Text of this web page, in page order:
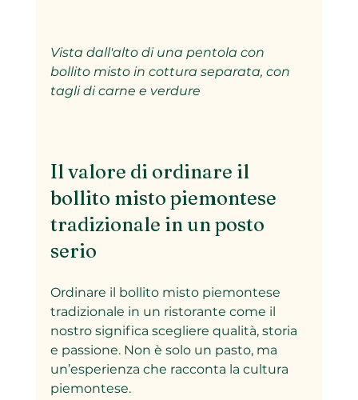
Vista dall'alto di una pentola con
bollito misto in cottura separata, con
tagli di carne e verdure
Il valore di ordinare il
bollito misto piemontese
tradizionale in un posto
serio
Ordinare il bollito misto piemontese
tradizionale in un ristorante come il
nostro significa scegliere qualità, storia
e passione. Non è solo un pasto, ma
un’esperienza che racconta la cultura
piemontese.